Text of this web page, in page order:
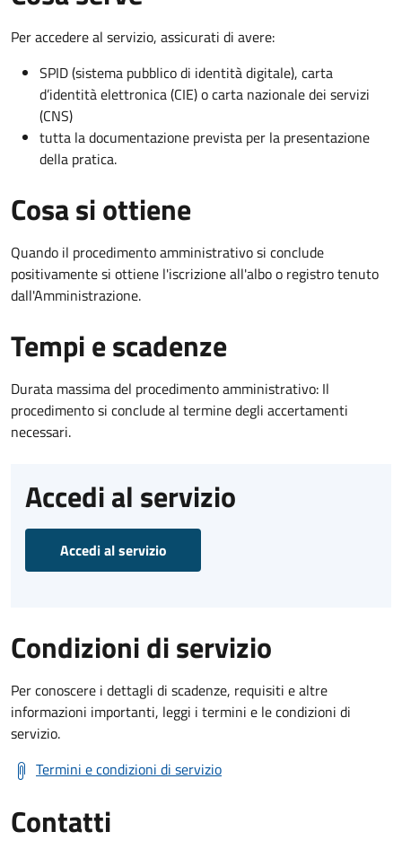
Per accedere al servizio, assicurati di avere:
SPID (sistema pubblico di identità digitale), carta
d’identità elettronica (CIE) o carta nazionale dei servizi
(CNS)
tutta la documentazione prevista per la presentazione
della pratica.
Cosa si ottiene
Quando il procedimento amministrativo si conclude
positivamente si ottiene l'iscrizione all'albo o registro tenuto
dall'Amministrazione.
Tempi e scadenze
Durata massima del procedimento amministrativo: Il
procedimento si conclude al termine degli accertamenti
necessari.
Accedi al servizio
Accedi al servizio
Condizioni di servizio
Per conoscere i dettagli di scadenze, requisiti e altre
informazioni importanti, leggi i termini e le condizioni di
servizio.
Termini e condizioni di servizio
Contatti